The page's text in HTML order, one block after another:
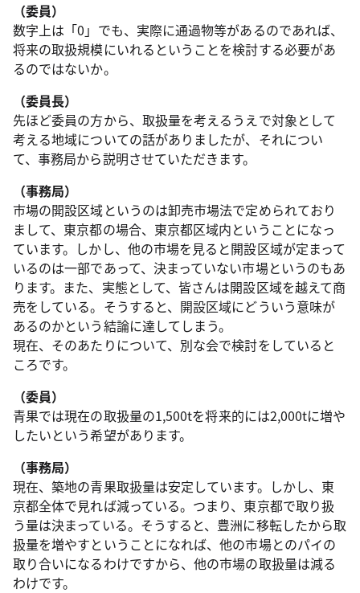
（委員）
数字上は「0」でも、実際に通過物等があるのであれば、
将来の取扱規模にいれるということを検討する必要があ
るのではないか。
（委員長）
先ほど委員の方から、取扱量を考えるうえで対象として
考える地域についての話がありましたが、それについ
て、事務局から説明させていただきます。
（事務局）
市場の開設区域というのは卸売市場法で定められており
まして、東京都の場合、東京都区域内ということになっ
ています。しかし、他の市場を見ると開設区域が定まって
いるのは一部であって、決まっていない市場というのもあ
ります。また、実態として、皆さんは開設区域を越えて商
売をしている。そうすると、開設区域にどういう意味が
あるのかという結論に達してしまう。
現在、そのあたりについて、別な会で検討をしていると
ころです。
（委員）
青果では現在の取扱量の1,500tを将来的には2,000tに増や
したいという希望があります。
（事務局）
現在、築地の青果取扱量は安定しています。しかし、東
京都全体で見れば減っている。つまり、東京都で取り扱
う量は決まっている。そうすると、豊洲に移転したから取
扱量を増やすということになれば、他の市場とのパイの
取り合いになるわけですから、他の市場の取扱量は減る
わけです。